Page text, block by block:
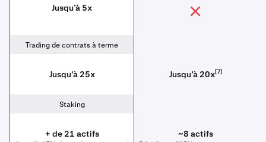
Jusqu’à 5x
Trading de contrats à terme
Jusqu'à 25x Jusqu’à 20x[7]
Staking
+ de 21 actifs ~8 actifs